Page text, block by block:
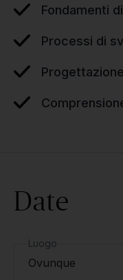
Fondamenti
Processi di
Date
Luogo
Ovunque